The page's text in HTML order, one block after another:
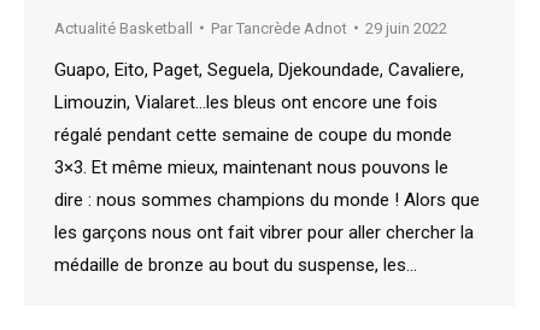
Actualité Basketball Par Tancrède Adnot 29 juin 2022
Guapo, Eito, Paget, Seguela, Djekoundade, Cavaliere,
Limouzin, Vialaret…les bleus ont encore une fois
régalé pendant cette semaine de coupe du monde
3×3. Et même mieux, maintenant nous pouvons le
dire : nous sommes champions du monde ! Alors que
les garçons nous ont fait vibrer pour aller chercher la
médaille de bronze au bout du suspense, les…